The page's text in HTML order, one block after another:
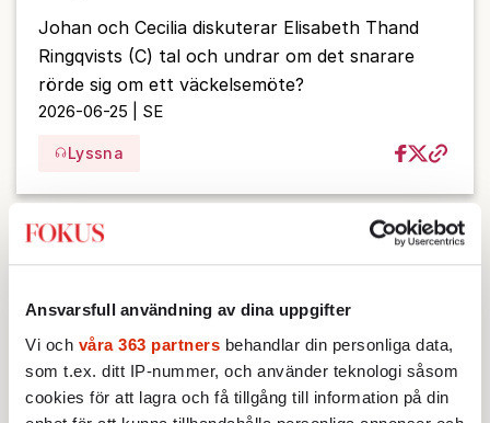
Ansvarsfull användning av dina uppgifter
Vi och våra 363 partners behandlar din personliga data,
som t.ex. ditt IP-nummer, och använder teknologi såsom
cookies för att lagra och få tillgång till information på din
Johan och Cecilia diskuterar Elisabeth Thand
Ringqvists (C) tal och undrar om det snarare
rörde sig om ett väckelsemöte?
2026-06-25 | SE
Lyssna